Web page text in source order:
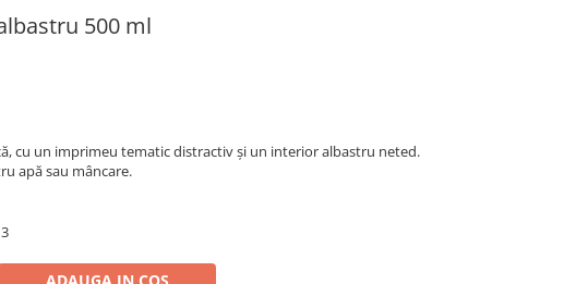
500 ml
cu un imprimeu tematic distractiv și un interior albastru neted.
apă sau mâncare.
3